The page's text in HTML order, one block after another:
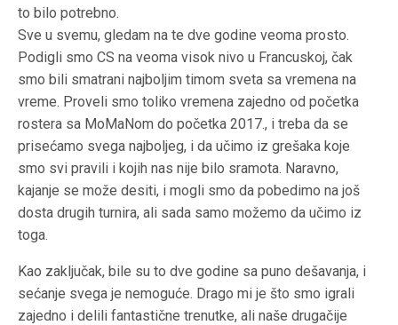
to bilo potrebno.
Sve u svemu, gledam na te dve godine veoma prosto.
Podigli smo CS na veoma visok nivo u Francuskoj, čak
smo bili smatrani najboljim timom sveta sa vremena na
vreme. Proveli smo toliko vremena zajedno od početka
rostera sa MoMaNom do početka 2017., i treba da se
prisećamo svega najboljeg, i da učimo iz grešaka koje
smo svi pravili i kojih nas nije bilo sramota. Naravno,
kajanje se može desiti, i mogli smo da pobedimo na još
dosta drugih turnira, ali sada samo možemo da učimo iz
toga.
Kao zaključak, bile su to dve godine sa puno dešavanja, i
sećanje svega je nemoguće. Drago mi je što smo igrali
zajedno i delili fantastične trenutke, ali naše drugačije